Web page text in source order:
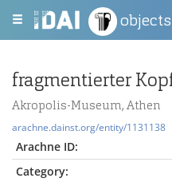
objects
fragmentierter
Akropolis-Museum, Athen
arachne.dainst.org/entity/1131138
Arachne ID:
Category: